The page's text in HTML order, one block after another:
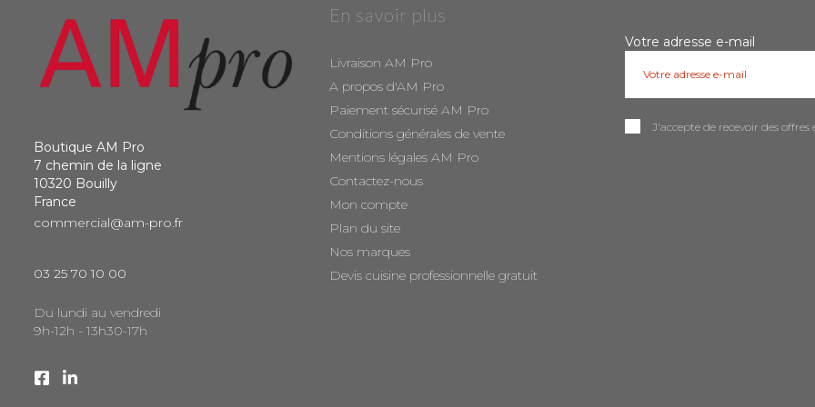
Boutique AM Pro
7 chemin de la ligne
10320 Bouilly
France
commercial@am-pro.fr
03 25 70 10 00
Du lundi au vendredi
9h-12h - 13h30-17h
En savoir plus
Livraison AM Pro
A propos d'AM Pro
Paiement sécurisé AM Pro
Conditions générales de vente
Mentions légales AM Pro
Contactez-nous
Mon compte
Plan du site
Nos marques
Devis cuisine professionnelle gratuit
Votre adresse e-mail
J'accepte de recevoir des